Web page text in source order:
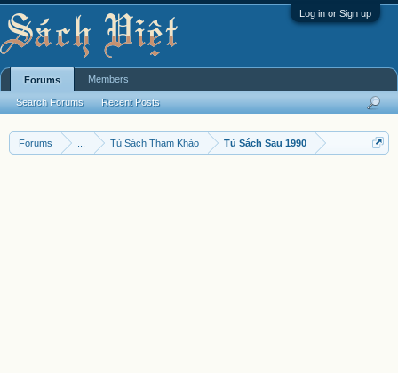
Log in or Sign up
Forums Tủ Sách Tham Khảo Tủ Sách Sau 1990
Forums
Search Forums Recent Posts
Members